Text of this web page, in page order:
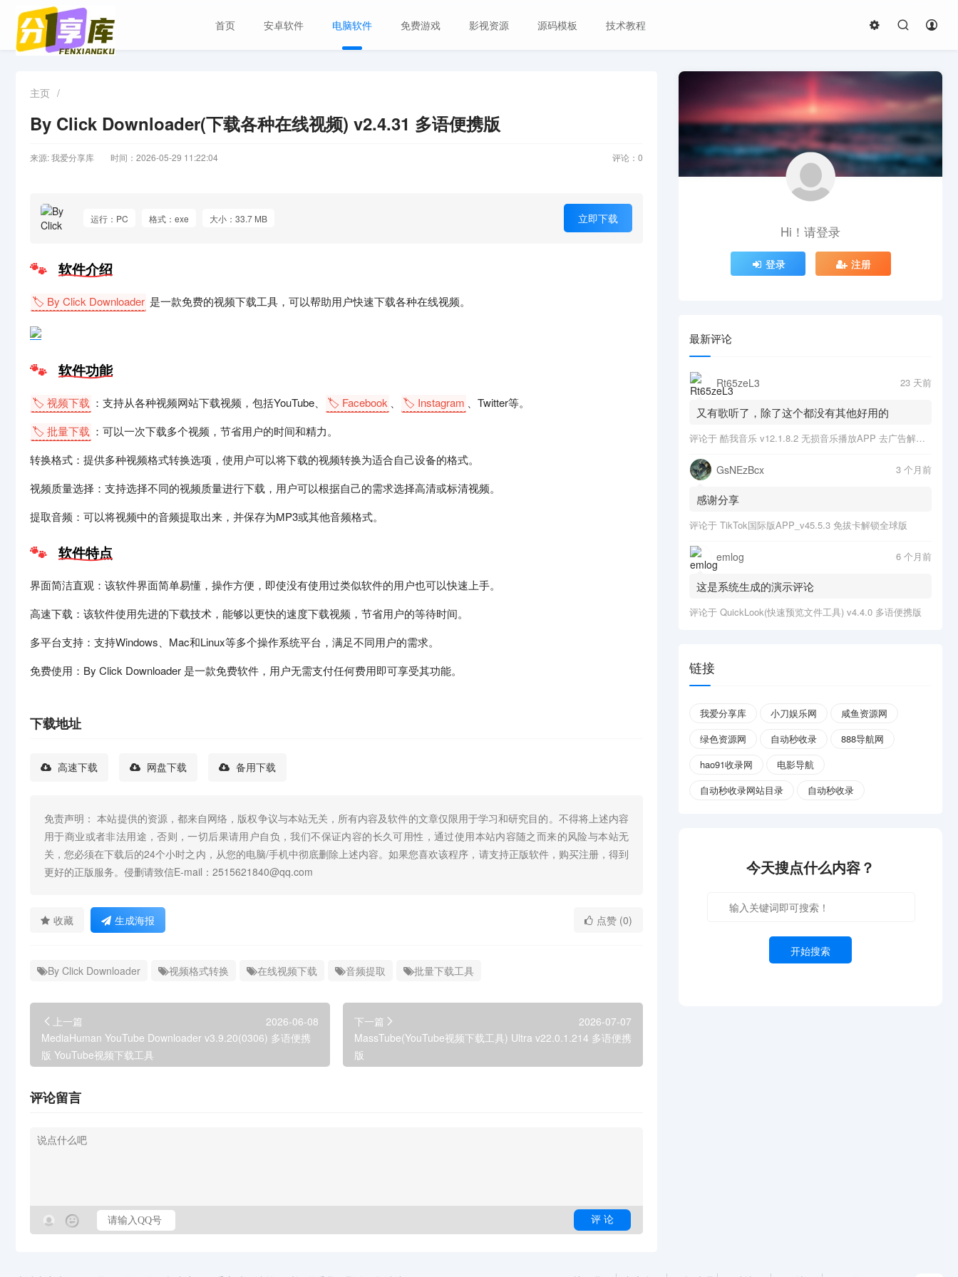
首页 安卓软件 电脑软件 免费游戏 影视资源 源码模板 技术教程
主页 /
By Click Downloader(下载各种在线视频) v2.4.31 多语便携版
来源: 我爱分享库 时间：2026-05-29 11:22:04 评论： 0
运行：PC 格式：exe 大小：33.7 MB 立即下载
软件介绍
🏷️ By Click Downloader 是一款免费的视频下载工具，可以帮助用户快速下载各种在线视频。
软件功能
🏷️ 视频下载 ：支持从各种视频网站下载视频，包括YouTube、 🏷️ Facebook 🏷️ Instagram
、Twitter等。
🏷️ 批量下载 ：可以一次下载多个视频，节省用户的时间和精力。
转换格式：提供多种视频格式转换选项，使用户可以将下载的视频转换为适合自己设备的格式。
视频质量选择：支持选择不同的视频质量进行下载，用户可以根据自己的需求选择高清或标清视频。
提取音频：可以将视频中的音频提取出来，并保存为MP3或其他音频格式。
软件特点
界面简洁直观：该软件界面简单易懂，操作方便，即使没有使用过类似软件的用户也可以快速上手。
高速下载：该软件使用先进的下载技术，能够以更快的速度下载视频，节省用户的等待时间。
多平台支持：支持Windows、Mac和Linux等多个操作系统平台，满足不同用户的需求。
免费使用：By Click Downloader 是一款免费软件，用户无需支付任何费用即可享受其功能。
下载地址
高速下载 网盘下载 备用下载
免责声明： 本站提供的资源，都来自网络，版权争议与本站无关，所有内容及软件的文章仅限用于学习和研究目的。不得将上述内容
用于商业或者非法用途，否则，一切后果请用户自负，我们不保证内容的长久可用性，通过使用本站内容随之而来的风险与本站无
关，您必须在下载后的24个小时之内，从您的电脑/手机中彻底删除上述内容。如果您喜欢该程序，请支持正版软件，购买注册，得到
更好的正版服务。侵删请致信E-mail：2515621840@qq.com
收藏 生成海报 点赞 (0)
By Click Downloader 视频格式转换 在线视频下载 音频提取 批量下载工具
上一篇
2026-06-08
MediaHuman YouTube Downloader v3.9.20(0306) 多语便携
版 YouTube视频下载工具
下一篇
2026-07-07
MassTube(YouTube视频下载工具) Ultra v22.0.1.214 多语便携
版
评论留言
Hi！请登录
登录 注册
最新评论
Rt65zeL3 23 天前
又有歌听了，除了这个都没有其他好用的
评论于 酷我音乐 v12.1.8.2 无损音乐播放APP 去广告解锁会员版
GsNEzBcx 3 个月前
感谢分享
评论于 TikTok国际版APP_v45.5.3 免拔卡解锁全球版
emlog 6 个月前
这是系统生成的演示评论
评论于 QuickLook(快速预览文件工具) v4.4.0 多语便携版
链接
我爱分享库 小刀娱乐网
咸鱼资源网
绿色资源网
自动秒收录
888导航网
hao91收录网
电影导航
自动秒收录网站目录
自动秒收录
今天搜点什么内容？
开始搜索